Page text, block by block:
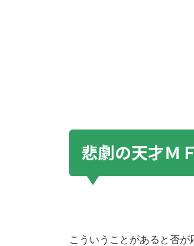
悲劇の天才Ｍ
こういうことがあると否が